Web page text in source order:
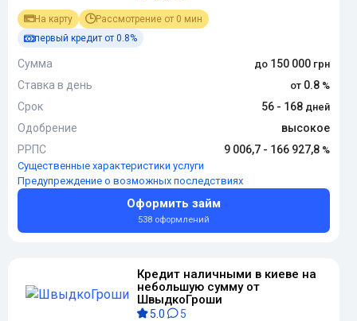
На карту
Рассмотрение от 0 мин
первый кредит от 0.8%
Сумма
150 000
Ставка в день
0.8
Срок
56 - 168
Одобрение
высокое
РРПС
9 006,7 - 166 927,8
Существенные характеристики услуги
Предупреждение о возможных последствиях
Оформить займ
538 оформлений
Кредит наличными в киеве на
небольшую сумму от
ШвыдкоГроши
5.0 5